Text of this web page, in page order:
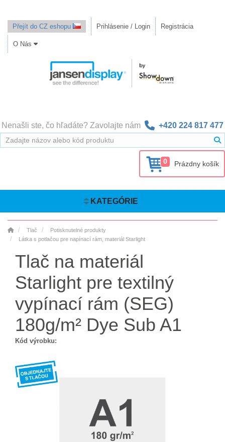
Přejít do CZ eshopu Prihlásenie / Login Registrácia
O Nás
Nenašli ste, čo hľadáte? Zavolajte nám +420 224 817 477
0 Prázdny košík
KATEGÓRIE
Tlač
Potisknutelné produkty
Látka s potlačou pre napínací rám, materiál Starlight
Tlač na materiál
Starlight pre textilný
vypínací rám (SEG)
180g/m² Dye Sub A1
Kód výrobku: